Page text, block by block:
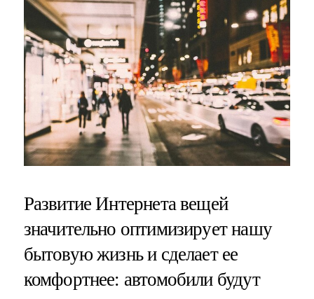
Развитие Интернета вещей
значительно оптимизирует нашу
бытовую жизнь и сделает ее
комфортнее: автомобили будут